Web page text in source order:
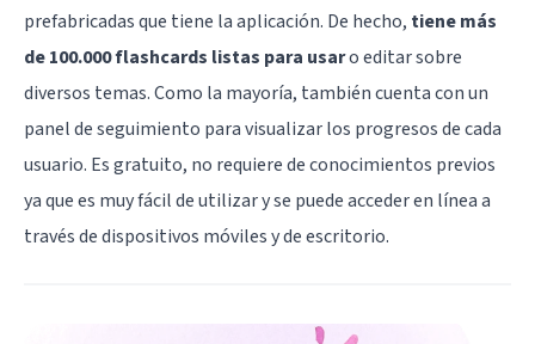
prefabricadas que tiene la aplicación. De hecho, tiene más
de 100.000 flashcards listas para usaro editar sobre
diversos temas. Como la mayoría, también cuenta con un
panel de seguimiento para visualizar los progresos de cada
usuario. Es gratuito, no requiere de conocimientos previos
ya que es muy fácil de utilizar y se puede acceder en línea a
través de dispositivos móviles y de escritorio.